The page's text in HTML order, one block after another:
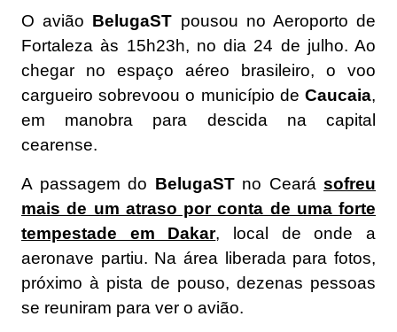
O avião BelugaST pousou no Aeroporto de
Fortaleza às 15h23h, no dia 24 de julho. Ao
chegar no espaço aéreo brasileiro, o voo
cargueiro sobrevoou o município de Caucaia,
em manobra para descida na capital
cearense.
A passagem do BelugaST no Ceará sofreu
mais de um atraso por conta de uma forte
tempestade em Dakar, local de onde a
aeronave partiu. Na área liberada para fotos,
próximo à pista de pouso, dezenas pessoas
se reuniram para ver o avião.